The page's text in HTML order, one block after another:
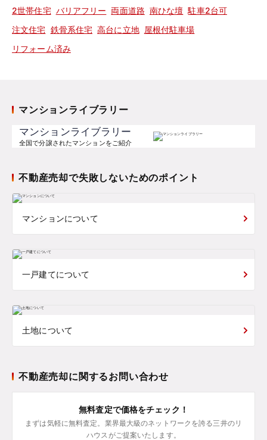
2世帯住宅 バリアフリー 両面道路 南ひな壇 駐車2台可
注文住宅 鉄骨系住宅 高台に立地 屋根付駐車場
リフォーム済み
マンションライブラリー
マンションライブラリー
全国で分譲されたマンションをご紹介
不動産売却で失敗しないためのポイント
マンションについて
一戸建てについて
土地について
不動産売却に関するお問い合わせ
無料査定で価格をチェック！
まずは気軽に無料査定。業界最大級のネットワークを誇る三井のリ
ハウスがご提案いたします。